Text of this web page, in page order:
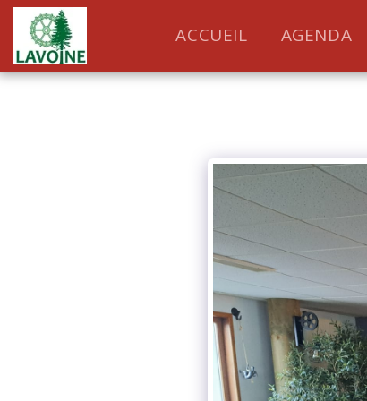
ACCUEIL AGENDA